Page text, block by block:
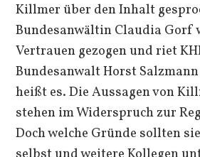
Killmer über den Inhalt
Bundesanwältin Claudia Gorf
Vertrauen gezogen und riet
Bundesanwalt Horst
heißt es. Die Aussagen von
stehen im Widerspruch zur
Doch welche Gründe sollten